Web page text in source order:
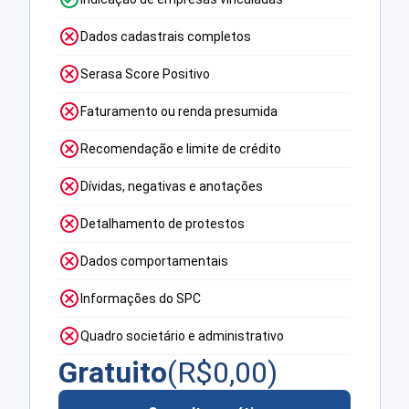
Dados cadastrais completos
Serasa Score Positivo
Faturamento ou renda presumida
Recomendação e limite de crédito
Dívidas, negativas e anotações
Detalhamento de protestos
Dados comportamentais
Informações do SPC
Quadro societário e administrativo
Gratuito(R$0,00)